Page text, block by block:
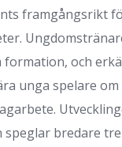
framgångsrikt
och
unga spelare om
bredare